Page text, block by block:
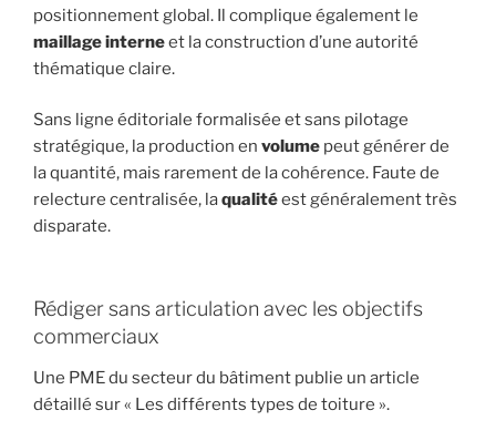
positionnement global. Il complique également le
maillage interneet la construction d’une autorité
thématique claire.
Sans ligne éditoriale formalisée et sans pilotage
stratégique, la production en volume peut générer de
la quantité, mais rarement de la cohérence. Faute de
relecture centralisée, laqualitéest généralement très
disparate.
Rédiger sans articulation avec les objectifs
commerciaux
Une PME du secteur du bâtiment publie un article
détaillé sur « Les différents types de toiture ».